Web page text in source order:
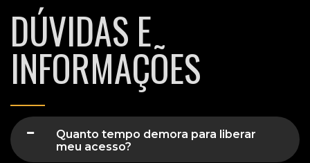
DÚVIDAS E
INFORMAÇÕES
Quanto tempo demora para liberar
meu acesso?